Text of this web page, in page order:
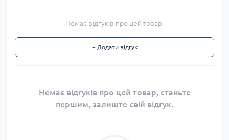
Немає відгуків про цей товар.
+ Додати відгук
Немає відгуків про цей товар, станьте
першим, залиште свій відгук.